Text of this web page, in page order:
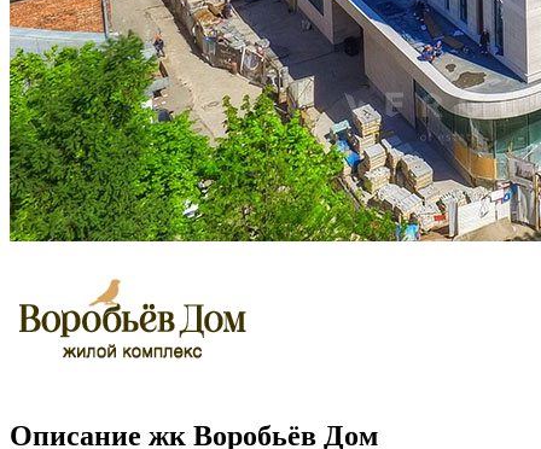
Описание жк Воробьёв Дом